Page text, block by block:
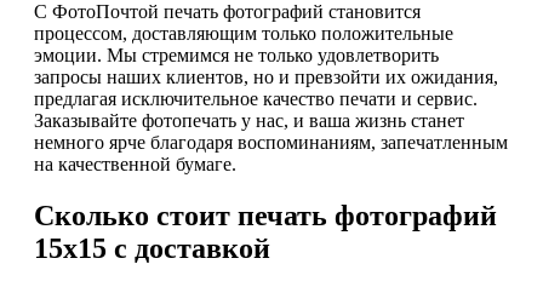
С ФотоПочтой печать фотографий становится
процессом, доставляющим только положительные
эмоции. Мы стремимся не только удовлетворить
запросы наших клиентов, но и превзойти их ожидания,
предлагая исключительное качество печати и сервис.
Заказывайте фотопечать у нас, и ваша жизнь станет
немного ярче благодаря воспоминаниям, запечатленным
на качественной бумаге.
Сколько стоит печать фотографий
15х15 с доставкой